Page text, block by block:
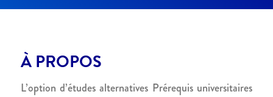
À PROPOS
L’option d’études alternatives Prérequis universitaires